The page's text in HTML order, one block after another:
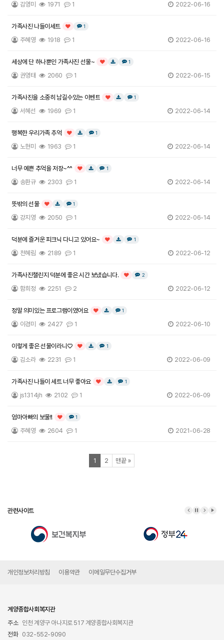
김영미 1971 1 2022-06-16
가족사진 나들이세트 인기글
댓글
1
주혜영 1918 1 2022-06-16
세상에 단 하나뿐인 가족사진 선물~ 인기글다운로드
댓글
1개
권영태 2060 1 2022-06-15
가족사진을 소중히 남길수있는 이벤트 인기글다운로드
댓글
1개
서혜선 1969 1 2022-06-14
행복한 우리가족 추억 인기글다운로드
댓글
1
노현미 1963 1 2022-06-14
너무 예쁜 추억을 저장~^^ 인기글다운로드
댓글
1개
송환규 2303 1 2022-06-14
뜻밖의 선물 인기글다운로드
댓글
1
강지영 2050 1 2022-06-14
덕분에 즐거운 피크닉 다니고 있어요~ 인기글다운로드
댓글
1개
천혜림 2189 1 2022-06-12
가족사진챌린지 덕분에 좋은 시간 보냈습니다. 인기글
댓글
2개
함희정 2251 2 2022-06-12
정말 의미있는 프로그램이였어요 인기글다운로드
댓글
1
이경미 2427 1 2022-06-10
이렇게 좋은 선물이라니♡ 인기글다운로드
댓글
1개
김소라 2231 1 2022-06-09
가족사진 나들이 세트 너무 좋아요 인기글다운로드
댓글
1개
js1314jh 2102 1 2022-06-09
엄마아빠의 보물!! 인기글
댓글
1
주혜영 2604 1 2021-06-28
열린
1 페이지
2페이지
맨끝 페이지
»
관련사이트 이전 배너
배너 정지
다음 배
배
개인정보처리방침 이용약관 이메일무단수집거부
계양종합사회복지관
주소 인천 계양구 아나지로 517 계양종합사회복지관
전화 032-552-9090